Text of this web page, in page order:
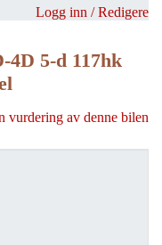
Logg inn / Redigere
4D 5-d 117hk
vurdering av denne bilen